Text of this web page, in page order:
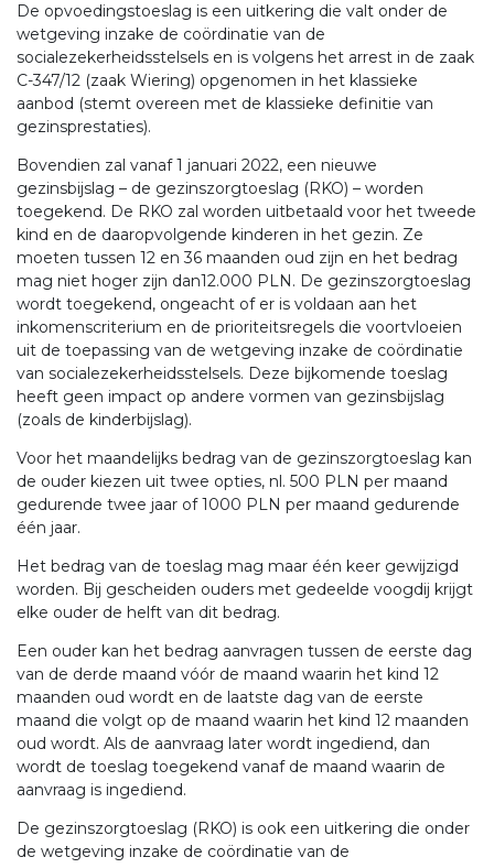
De opvoedingstoeslag is een uitkering die valt onder de
wetgeving inzake de coördinatie van de
socialezekerheidsstelsels en is volgens het arrest in de zaak
C-347/12 (zaak Wiering) opgenomen in het klassieke
aanbod (stemt overeen met de klassieke definitie van
gezinsprestaties).
Bovendien zal vanaf 1 januari 2022, een nieuwe
gezinsbijslag – de gezinszorgtoeslag (RKO) – worden
toegekend. De RKO zal worden uitbetaald voor het tweede
kind en de daaropvolgende kinderen in het gezin. Ze
moeten tussen 12 en 36 maanden oud zijn en het bedrag
mag niet hoger zijn dan12.000 PLN. De gezinszorgtoeslag
wordt toegekend, ongeacht of er is voldaan aan het
inkomenscriterium en de prioriteitsregels die voortvloeien
uit de toepassing van de wetgeving inzake de coördinatie
van socialezekerheidsstelsels. Deze bijkomende toeslag
heeft geen impact op andere vormen van gezinsbijslag
(zoals de kinderbijslag).
Voor het maandelijks bedrag van de gezinszorgtoeslag kan
de ouder kiezen uit twee opties, nl. 500 PLN per maand
gedurende twee jaar of 1000 PLN per maand gedurende
één jaar.
Het bedrag van de toeslag mag maar één keer gewijzigd
worden. Bij gescheiden ouders met gedeelde voogdij krijgt
elke ouder de helft van dit bedrag.
Een ouder kan het bedrag aanvragen tussen de eerste dag
van de derde maand vóór de maand waarin het kind 12
maanden oud wordt en de laatste dag van de eerste
maand die volgt op de maand waarin het kind 12 maanden
oud wordt. Als de aanvraag later wordt ingediend, dan
wordt de toeslag toegekend vanaf de maand waarin de
aanvraag is ingediend.
De gezinszorgtoeslag (RKO) is ook een uitkering die onder
de wetgeving inzake de coördinatie van de